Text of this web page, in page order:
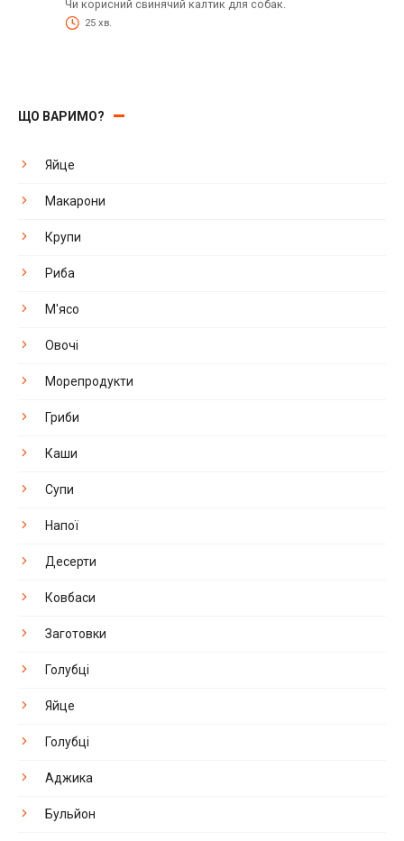
Чи корисний свинячий калтик для собак.
25 хв.
ЩО ВАРИМО?
Яйце
Макарони
Крупи
Риба
М'ясо
Овочі
Морепродукти
Гриби
Каши
Супи
Напої
Десерти
Ковбаси
Заготовки
Голубці
Яйце
Голубці
Аджика
Бульйон